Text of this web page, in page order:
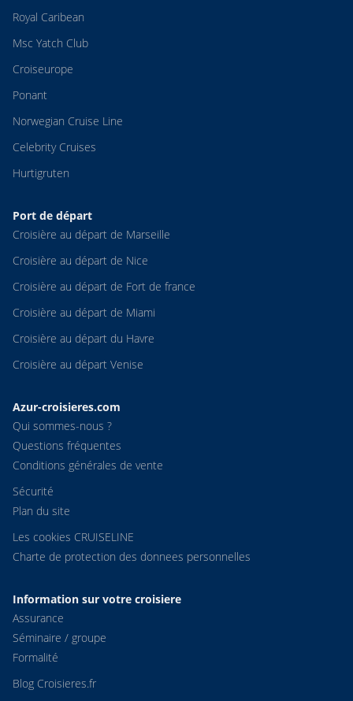
Royal Caribean
Msc Yatch Club
Croiseurope
Ponant
Norwegian Cruise Line
Celebrity Cruises
Hurtigruten
Port de départ
Croisière au départ de Marseille
Croisière au départ de Nice
Croisière au départ de Fort de france
Croisière au départ de Miami
Croisière au départ du Havre
Croisière au départ Venise
Azur-croisieres.com
Qui sommes-nous ?
Questions fréquentes
Conditions générales de vente
Sécurité
Plan du site
Les cookies CRUISELINE
Charte de protection des donnees personnelles
Information sur votre croisiere
Assurance
Séminaire / groupe
Formalité
Blog Croisieres.fr